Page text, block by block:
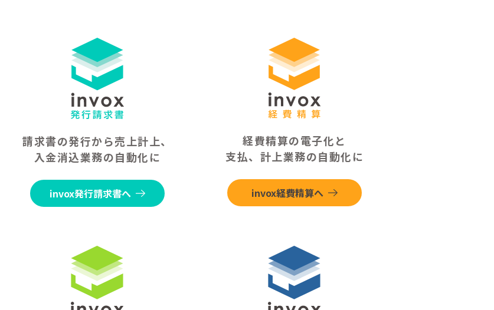
請求書の発行から売上計上、
入金消込業務の自動化に
invox発行請求書へ
経費精算の電子化と
支払、計上業務の自動化に
invox経費精算へ